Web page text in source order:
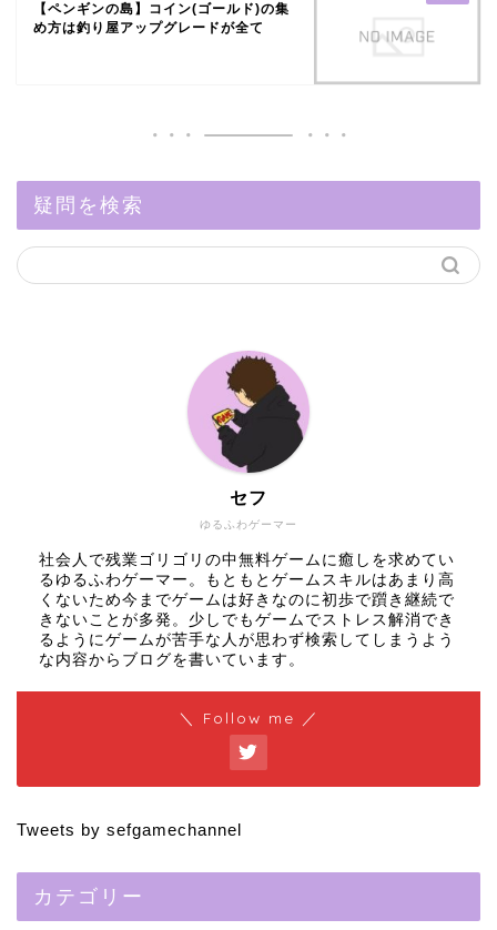
【ペンギンの島】コイン(ゴールド)の集
め方は釣り屋アップグレードが全て
疑問を検索
ゆるふわゲーマー
セフ
社会人で残業ゴリゴリの中無料ゲームに癒しを求めてい
るゆるふわゲーマー。もともとゲームスキルはあまり高
くないため今までゲームは好きなのに初歩で躓き継続で
きないことが多発。少しでもゲームでストレス解消でき
るようにゲームが苦手な人が思わず検索してしまうよう
な内容からブログを書いています。
＼ Follow me ／
Tweets by sefgamechannel
カテゴリー